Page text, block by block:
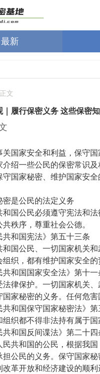
最新
正文
｜履行保密义务 这些保密
关国家安全和利益，保守
介绍一些公民的保密常识
守国家秘密、维护国家安全
密是公民的法定义务
和国公民必须遵守宪法和
秩序，尊重社会公德。
共和国宪法》第五十三条
和国公民、一切国家机关
织，都有维护国家安全的
共和国国家安全法》第十一
法律保护。一切国家机关
国家秘密的义务。任何危
共和国保守国家秘密法》第
组织都不得非法持有属于国
共和国反间谍法》第二十四
民共和国的公民，根据我
担公民的义务。保守国家
改革开放和经济建设的顺